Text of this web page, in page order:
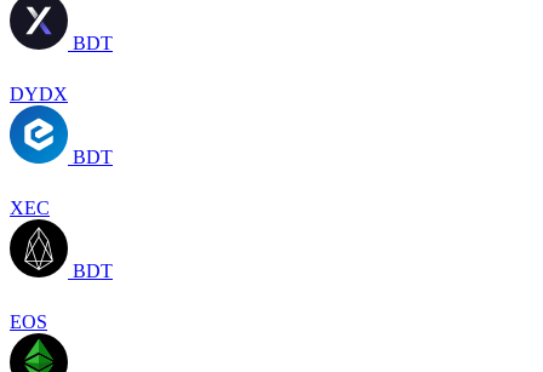
BDT
DYDX
BDT
XEC
BDT
EOS